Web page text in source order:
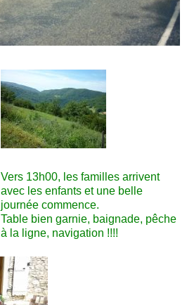
Vers 13h00, les familles arrivent
avec les enfants et une belle
journée commence.
Table bien garnie, baignade, pêche
à la ligne, navigation !!!!